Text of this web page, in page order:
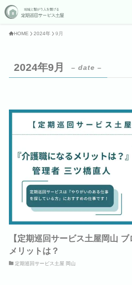
HOME 2024年 9月
2024年9月 – date –
【定期巡回サービス土屋岡山
メリットは？
定期巡回サービス土屋 岡山